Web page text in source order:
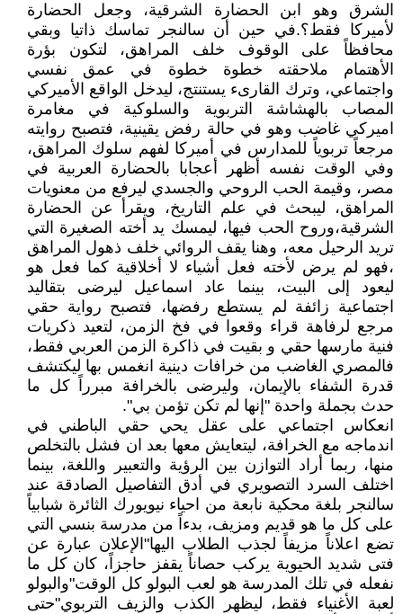
الشرق وهو ابن الحضارة الشرقية، وجعل الحضارة
لأميركا فقط؟.في حين أن سالنجر تماسك ذاتيا وبقي
محافظاً على الوقوف خلف المراهق، لتكون بؤرة
الأهتمام ملاحقته خطوة خطوة في عمق نفسي
واجتماعي، وترك القارىء يستنتج، ليدخل الواقع الأميركي
المصاب بالهشاشة التربوية والسلوكية في مغامرة
اميركي غاضب وهو في حالة رفض يقينية، فتصبح روايته
مرجعاً تربوياً للمدارس في أميركا لفهم سلوك المراهق،
وفي الوقت نفسه أظهر أعجابا بالحضارة العربية في
مصر، وقيمة الحب الروحي والجسدي ليرفع من معنويات
المراهق، ليبحث في علم التاريخ، ويقرأ عن الحضارة
الشرقية،وروح الحب فيها، ليمسك يد أخته الصغيرة التي
تريد الرحيل معه، وهنا يقف الروائي خلف ذهول المراهق
،فهو لم يرض لأخته فعل أشياء لا أخلاقية كما فعل هو
ليعود إلى البيت، بينما عاد اسماعيل ليرضى بتقاليد
اجتماعية زائفة لم يستطع رفضها، فتصبح رواية حقي
مرجع لرفاهة قراء وقعوا في فخ الزمن، لتعيد ذكريات
فنية مارسها حقي و بقيت في ذاكرة الزمن العربي فقط،
فالمصري الغاضب من خرافات دينية انغمس بها ليكتشف
قدرة الشفاء بالإيمان، وليرضى بالخرافة مبرراً كل ما
حدث بجملة واحدة "إنها لم تكن تؤمن بي".
انعكاس اجتماعي على عقل يحي حقي الباطني في
اندماجه مع الخرافة، ليتعايش معها بعد ان فشل بالتخلص
منها، ربما أراد التوازن بين الرؤية والتعبير واللغة، بينما
اختلف السرد التصويري في أدق التفاصيل الصادقة عند
سالنجر بلغة محكية نابعة من احياء نيويورك الثائرة شبابياً
على كل ما هو قديم ومزيف، بدءاً من مدرسة بنسي التي
تضع اعلاناً مزيفاً لجذب الطلاب اليها"الإعلان عبارة عن
فتى شديد الحيوية يركب حصاناً يقفز حاجزاً، كان كل ما
نفعله في تلك المدرسة هو لعب البولو كل الوقت"والبولو
لعبة الأغنياء فقط، ليظهر الكذب والزيف التربوي"حتى